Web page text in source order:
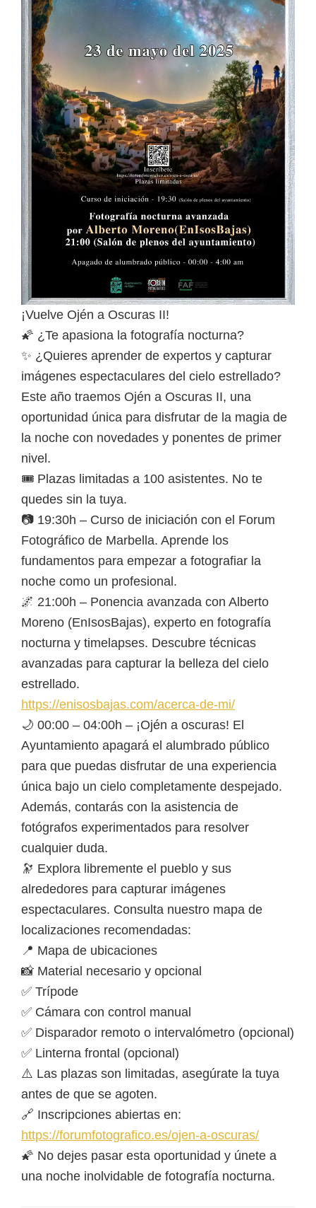
¡Vuelve Ojén a Oscuras II!
🌠 ¿Te apasiona la fotografía nocturna?
✨ ¿Quieres aprender de expertos y capturar
imágenes espectaculares del cielo estrellado?
Este año traemos Ojén a Oscuras II, una
oportunidad única para disfrutar de la magia de
la noche con novedades y ponentes de primer
nivel.
🎟 Plazas limitadas a 100 asistentes. No te
quedes sin la tuya.
📷 19:30h – Curso de iniciación con el Forum
Fotográfico de Marbella. Aprende los
fundamentos para empezar a fotografiar la
noche como un profesional.
🌌 21:00h – Ponencia avanzada con Alberto
Moreno (EnIsosBajas), experto en fotografía
nocturna y timelapses. Descubre técnicas
avanzadas para capturar la belleza del cielo
estrellado.
https://enisosbajas.com/acerca-de-mi/
🌙 00:00 – 04:00h – ¡Ojén a oscuras! El
Ayuntamiento apagará el alumbrado público
para que puedas disfrutar de una experiencia
única bajo un cielo completamente despejado.
Además, contarás con la asistencia de
fotógrafos experimentados para resolver
cualquier duda.
🔭 Explora libremente el pueblo y sus
alrededores para capturar imágenes
espectaculares. Consulta nuestro mapa de
localizaciones recomendadas:
📍 Mapa de ubicaciones
📸 Material necesario y opcional
✅ Trípode
✅ Cámara con control manual
✅ Disparador remoto o intervalómetro (opcional)
✅ Linterna frontal (opcional)
⚠️ Las plazas son limitadas, asegúrate la tuya
antes de que se agoten.
🔗 Inscripciones abiertas en:
https://forumfotografico.es/ojen-a-oscuras/
🌠 No dejes pasar esta oportunidad y únete a
una noche inolvidable de fotografía nocturna.